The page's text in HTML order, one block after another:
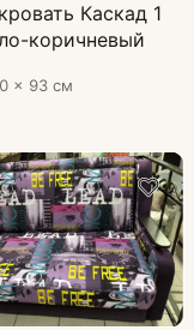
Каскад 1
коричневый
× 93 см